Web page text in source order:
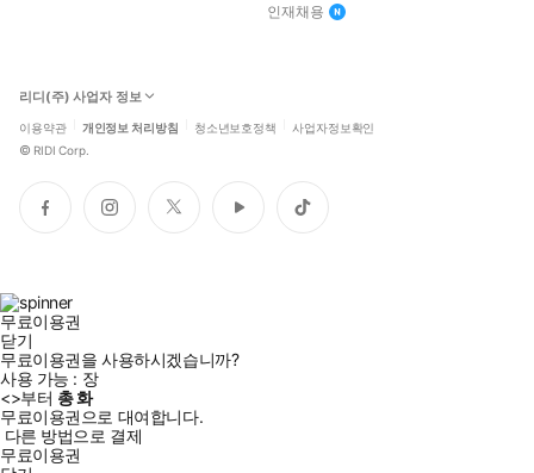
인재채용
리디(주) 사업자 정보
이용약관 개인정보 처리방침 청소년보호정책 사업자정보확인
© RIDI Corp.
페
이
인
스
트
위
유
튜
틱
톡
무료이용권
닫기
무료이용권을 사용하시겠습니까?
사용 가능 : 장
<>부터 총화
무료이용권으로 대여합니다.
다른 방법으로 결제
무료이용권